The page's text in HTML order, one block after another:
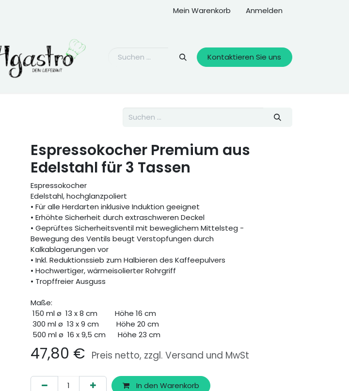
Mein Warenkorb Anmelden
Kontaktieren Sie uns
Espressokocher Premium aus
Edelstahl für 3 Tassen
Espressokocher
Edelstahl, hochglanzpoliert
• Für alle Herdarten inklusive Induktion geeignet
• Erhöhte Sicherheit durch extraschweren Deckel
• Geprüftes Sicherheitsventil mit beweglichem Mittelsteg -
Bewegung des Ventils beugt Verstopfungen durch
Kalkablagerungen vor
• Inkl. Reduktionssieb zum Halbieren des Kaffeepulvers
• Hochwertiger, wärmeisolierter Rohrgriff
• Tropffreier Ausguss
Maße:
150 ml ø 13 x 8 cm
​Höhe 16 cm
300 ml ø 13 x 9 cm
​Höhe 20 cm
500 ml ø 16 x 9,5 cm
​Höhe 23 cm
47,80 € Preis netto, zzgl. Versand und MwSt
In den Warenkorb